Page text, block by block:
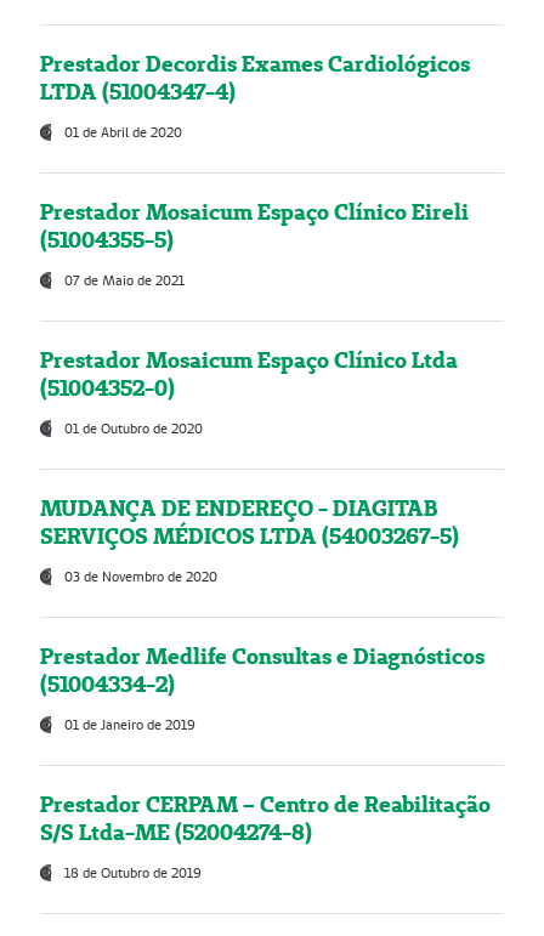
Prestador Decordis Exames Cardiológicos
LTDA (51004347-4)
01 de Abril de 2020
Prestador Mosaicum Espaço Clínico Eireli
(51004355-5)
07 de Maio de 2021
Prestador Mosaicum Espaço Clínico Ltda
(51004352-0)
01 de Outubro de 2020
MUDANÇA DE ENDEREÇO - DIAGITAB
SERVIÇOS MÉDICOS LTDA (54003267-5)
03 de Novembro de 2020
Prestador Medlife Consultas e Diagnósticos
(51004334-2)
01 de Janeiro de 2019
Prestador CERPAM – Centro de Reabilitação
S/S Ltda-ME (52004274-8)
18 de Outubro de 2019